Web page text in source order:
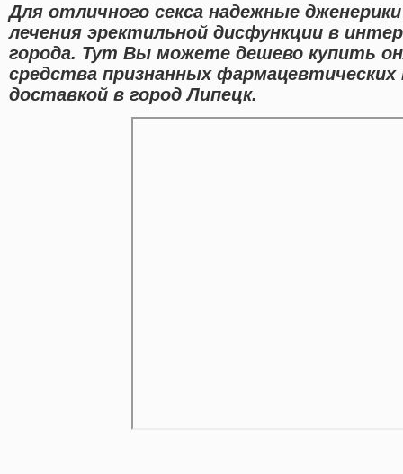
Для отличного секса надежные
лечения эректильной дисфункции в
города. Тут Вы можете дешево купить
средства признанных фармацевтических
доставкой в город Липецк.